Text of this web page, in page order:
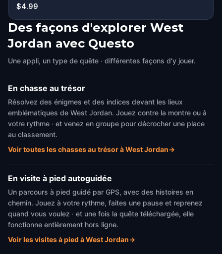
$4.99
Des façons d'explorer West
Jordan avec Questo
Une appli, un type de quête · différentes façons d'y jouer.
En chasse au trésor
Résolvez des énigmes et des indices devant les lieux
emblématiques de West Jordan. Jouez contre la montre ou à
votre rythme · et venez en groupe pour décrocher une place
au classement.
Voir toutes les chasses au trésor à West Jordan→
En visite à pied autoguidée
Un parcours à pied guidé par GPS, avec des histoires en
chemin. Jouez à votre rythme, faites une pause et reprenez
quand vous voulez · et une fois la quête téléchargée, elle
fonctionne entièrement hors ligne.
Voir les visites à pied à West Jordan→